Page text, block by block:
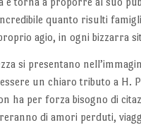
quanto risulti
agio, in ogni bizzarra
si presentano
un chiaro tributo a H.
ha per forza bisogno di
di amori perduti,